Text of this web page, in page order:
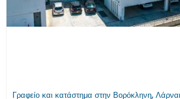
Γραφείο και κατάστημα στην Βορόκληνη,